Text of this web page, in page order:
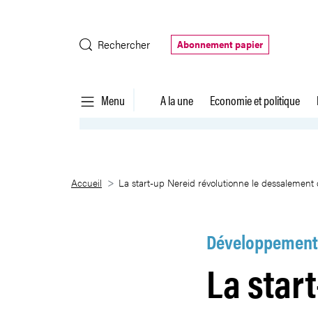
Rechercher
Abonnement papier
Menu A la une Economie et politique
La start-up Nereid révolutionne
Accueil La start-up Nereid révolutionne le dessalement
La